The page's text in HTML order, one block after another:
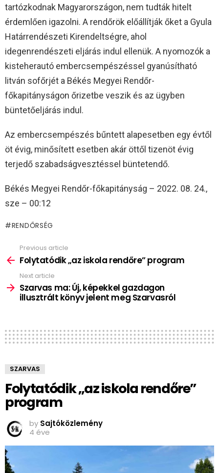
tartózkodnak Magyarországon, nem tudták hitelt
érdemlően igazolni. A rendőrök előállítják őket a Gyula
Határrendészeti Kirendeltségre, ahol
idegenrendészeti eljárás indul ellenük. A nyomozók a
kisteherautó embercsempészéssel gyanúsítható
litván sofőrjét a Békés Megyei Rendőr-
főkapitányságon őrizetbe veszik és az ügyben
büntetőeljárás indul.
Az embercsempészés bűntett alapesetben egy évtől
öt évig, minősített esetben akár öttől tizenöt évig
terjedő szabadságvesztéssel büntetendő.
Békés Megyei Rendőr-főkapitányság – 2022. 08. 24.,
sze – 00:12
RENDŐRSÉG
more
Previous article
Folytatódik „az iskola rendőre” program
Next article
Szarvas ma: Új, képekkel gazdagon
illusztrált könyv jelent meg Szarvasról
SZARVAS
Folytatódik „az iskola rendőre”
program
by Sajtóközlemény
4 éve